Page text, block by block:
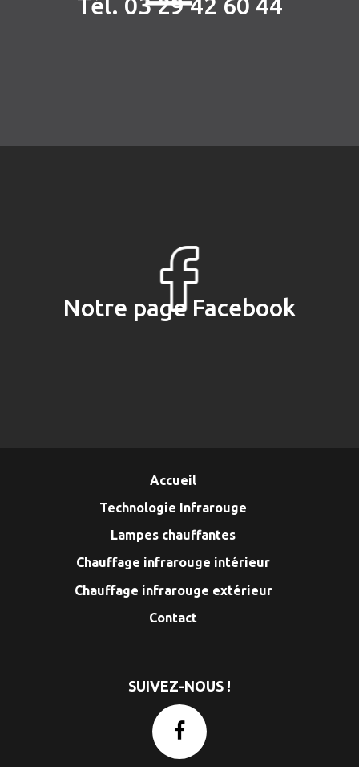
Notre page Facebook
Accueil
Technologie Infrarouge
Lampes chauffantes
Chauffage infrarouge intérieur
Chauffage infrarouge extérieur
Contact
SUIVEZ-NOUS !